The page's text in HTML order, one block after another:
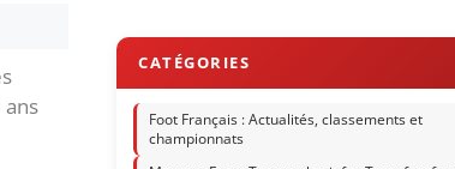
ans
Foot Français : Actualités, classements et
championnats